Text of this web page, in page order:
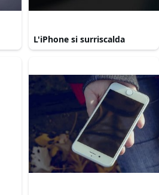
L'iPhone si surriscalda